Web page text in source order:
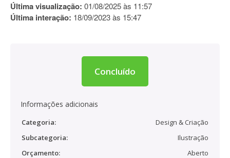
Última visualização: 01/08/2025 às 11:57
Última interação: 18/09/2023 às 15:47
Concluído
Informações adicionais
Categoria:
Design & Criação
Subcategoria:
Ilustração
Orçamento:
Aberto